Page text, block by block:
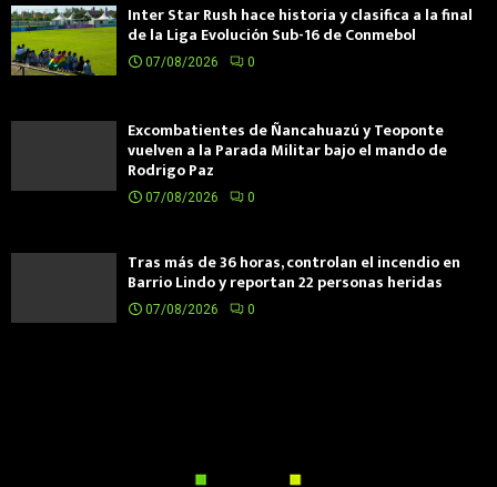
Inter Star Rush hace historia y clasifica a la final
de la Liga Evolución Sub-16 de Conmebol
07/08/2026 0
Excombatientes de Ñancahuazú y Teoponte
vuelven a la Parada Militar bajo el mando de
Rodrigo Paz
07/08/2026 0
Tras más de 36 horas, controlan el incendio en
Barrio Lindo y reportan 22 personas heridas
07/08/2026 0